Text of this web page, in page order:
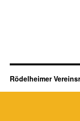
Rödelheimer